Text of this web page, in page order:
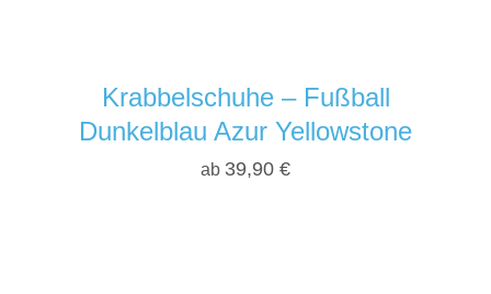
Krabbelschuhe – Fußball
Dunkelblau Azur Yellowstone
ab 39,90 €